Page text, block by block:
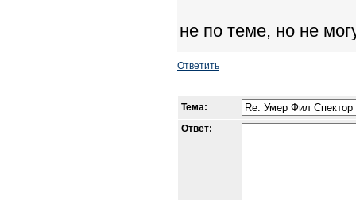
не по теме, но не
Ответить
Тема:
Ответ: